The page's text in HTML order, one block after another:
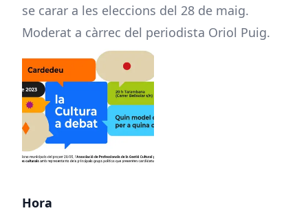
se carar a les eleccions del 28 de maig.
Moderat a càrrec del periodista Oriol Puig.
Hora